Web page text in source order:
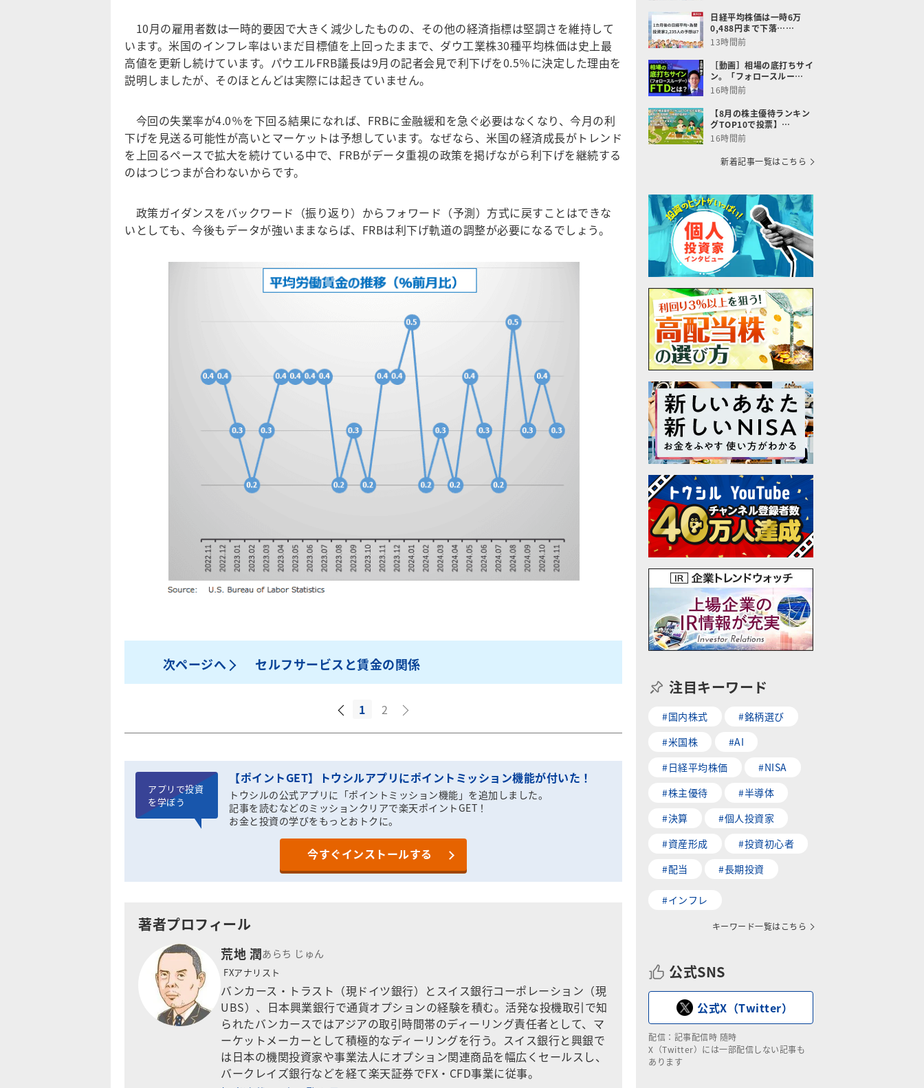
10月の雇用者数は一時的要因で大きく減少したものの、その他の経済指標は堅調さを維持して
います。米国のインフレ率はいまだ目標値を上回ったままで、ダウ工業株30種平均株価は史上最
高値を更新し続けています。パウエルFRB議長は9月の記者会見で利下げを0.5％に決定した理由を
説明しましたが、そのほとんどは実際には起きていません。
今回の失業率が4.0％を下回る結果になれば、FRBに金融緩和を急ぐ必要はなくなり、今月の利
下げを見送る可能性が高いとマーケットは予想しています。なぜなら、米国の経済成長がトレンド
を上回るペースで拡大を続けている中で、FRBがデータ重視の政策を掲げながら利下げを継続する
のはつじつまが合わないからです。
政策ガイダンスをバックワード（振り返り）からフォワード（予測）方式に戻すことはできな
いとしても、今後もデータが強いままならば、FRBは利下げ軌道の調整が必要になるでしょう。
次ページへ セルフサービスと賃金の関係
1 2
アプリで投資
を学ぼう
【ポイントGET】トウシルアプリにポイントミッション機能が付いた！
トウシルの公式アプリに「ポイントミッション機能」を追加しました。
記事を読むなどのミッションクリアで楽天ポイントGET！
お金と投資の学びをもっとおトクに。
今すぐインストールする
著者プロフィール
荒地 潤あらち じゅん
FXアナリスト
バンカース・トラスト（現ドイツ銀行）とスイス銀行コーポレーション（現
UBS）、日本興業銀行で通貨オプションの経験を積む。活発な投機取引で知
られたバンカースではアジアの取引時間帯のディーリング責任者として、マ
ーケットメーカーとして積極的なディーリングを行う。スイス銀行と興銀で
は日本の機関投資家や事業法人にオプション関連商品を幅広くセールスし、
バークレイズ銀行などを経て楽天証券でFX・CFD事業に従事。
日経平均株価は一時6万
0,488円まで下落……
13時間前
［動画］相場の底打ちサイ
ン。「フォロースルー…
16時間前
【8月の株主優待ランキン
グTOP10で投票】…
16時間前
新着記事一覧はこちら
注目キーワード
#国内株式
#銘柄選び
#米国株
#AI
#日経平均株価
#NISA
#株主優待
#半導体
#決算
#個人投資家
#資産形成
#投資初心者
#配当
#長期投資
#インフレ
キーワード一覧はこちら
公式SNS
公式X（Twitter）
配信：記事配信時 随時
X（Twitter）には一部配信しない記事も
あります